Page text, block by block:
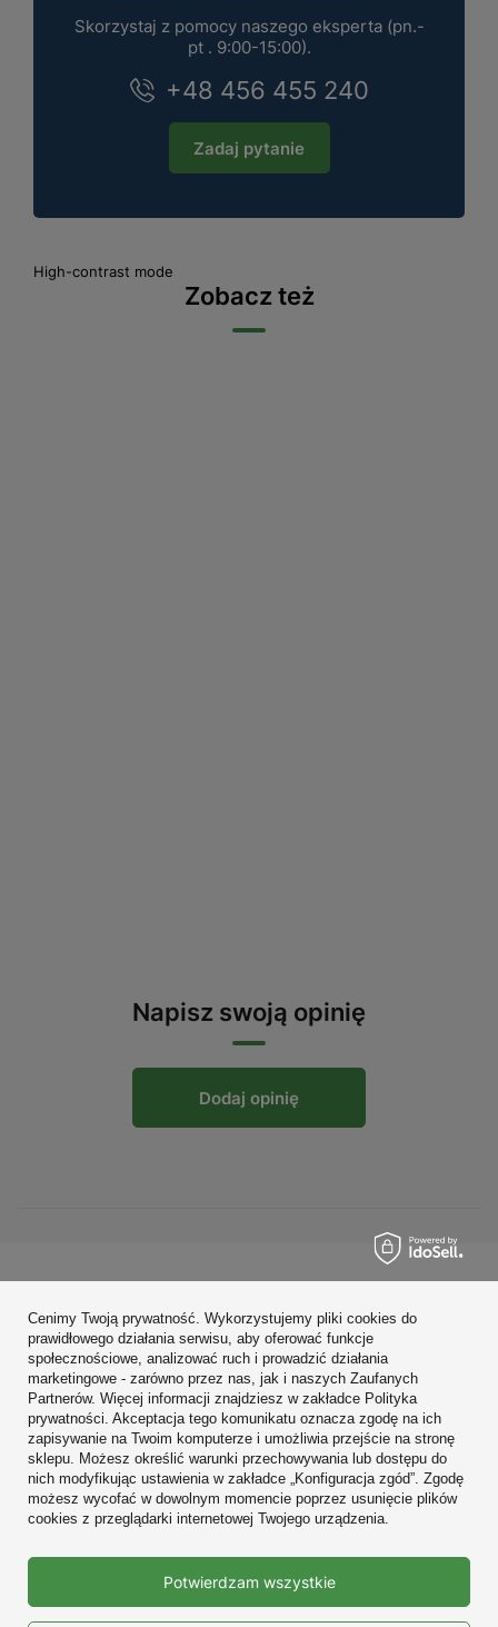
Skorzystaj z pomocy naszego eksperta (pn.-
pt . 9:00-15:00).
+48 456 455 240
Zadaj pytanie
High-contrast mode
Zobacz też
Napisz swoją opinię
Dodaj opinię
Konto
Regulaminy
Zobacz również
W sklepie prezentujemy ceny brutto (z VAT).
Cenimy Twoją prywatność. Wykorzystujemy pliki cookies do
prawidłowego działania serwisu, aby oferować funkcje
społecznościowe, analizować ruch i prowadzić działania
marketingowe - zarówno przez nas, jak i naszych Zaufanych
Partnerów. Więcej informacji znajdziesz w zakładce Polityka
prywatności. Akceptacja tego komunikatu oznacza zgodę na ich
zapisywanie na Twoim komputerze i umożliwia przejście na stronę
sklepu. Możesz określić warunki przechowywania lub dostępu do
nich modyfikując ustawienia w zakładce „Konfiguracja zgód”. Zgodę
możesz wycofać w dowolnym momencie poprzez usunięcie plików
cookies z przeglądarki internetowej Twojego urządzenia.
Potwierdzam wszystkie